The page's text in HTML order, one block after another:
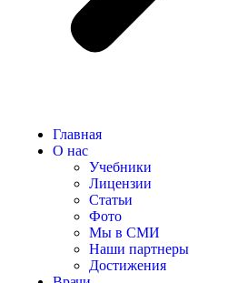
Главная
О нас
Учебники
Лицензии
Статьи
Фото
Мы в СМИ
Наши партнеры
Достижения